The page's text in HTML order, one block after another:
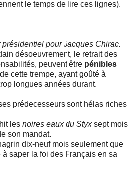
le temps de lire ces lignes).
pour Jacques Chirac.
désoeuvrement, le retrait des
peuvent être pénibles
cette trempe, ayant goûté à
longues années durant.
prédecesseurs sont hélas riches
les noires eaux du Styxsept mois
son mandat.
dix-neuf mois seulement que
saper la foi des Français en sa